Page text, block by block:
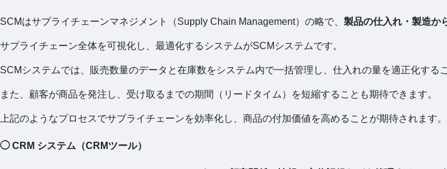
SCMはサプライチェーンマネジメント（Supply Chain Management）の略で、 製品の仕入れ・製造か
サプライチェーン全体を可視化し、最適化するシステムがSCMシステムです。
SCMシステムでは、販売数量のデータと在庫数をシステム内で一括管理し、仕入れの量を適正化する
また、顧客が商品を発注し、受け取るまでの期間（リードタイム）を短縮することも期待できます。
上記のようなプロセスでサプライチェーンを効率化し、商品の付加価値を高めることが期待されます。
◯ CRM システム（CRMツール）